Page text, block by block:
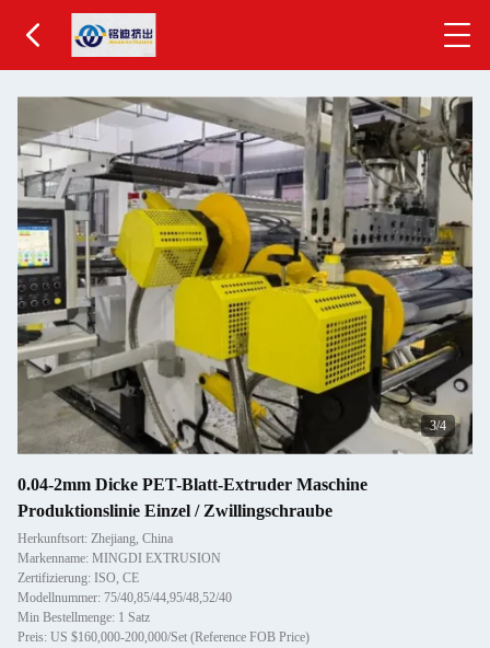
4/4
0.04-2mm Dicke PET-Blatt-Extruder Maschine
Produktionslinie Einzel / Zwillingschraube
Herkunftsort: Zhejiang, China
Markenname: MINGDI EXTRUSION
Zertifizierung: ISO, CE
Modellnummer: 75/40,85/44,95/48,52/40
Min Bestellmenge: 1 Satz
Preis: US $160,000-200,000/Set (Reference FOB Price)